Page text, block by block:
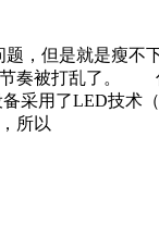
但是就是瘦不
奏被打乱了
采用了LED技
所以